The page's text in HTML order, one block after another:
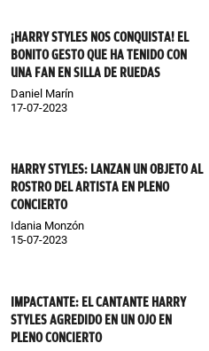
¡HARRY STYLES NOS CONQUISTA! EL
BONITO GESTO QUE HA TENIDO CON
UNA FAN EN SILLA DE RUEDAS
Daniel Marín
17-07-2023
HARRY STYLES: LANZAN UN OBJETO AL
ROSTRO DEL ARTISTA EN PLENO
CONCIERTO
Idania Monzón
15-07-2023
IMPACTANTE: EL CANTANTE HARRY
STYLES AGREDIDO EN UN OJO EN
PLENO CONCIERTO